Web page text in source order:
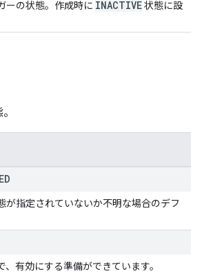
ーの状態。作成時に INACTIVE状態に設
が指定されていないか不明な場合のデフ
、有効にする準備ができています。